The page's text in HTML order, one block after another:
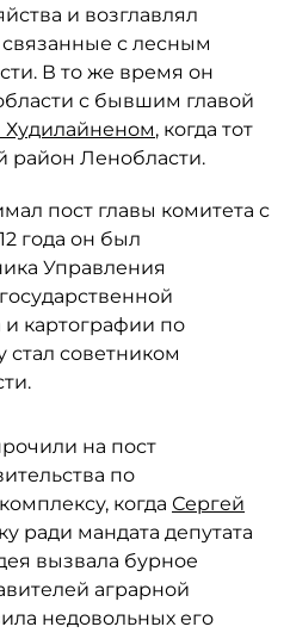
и возглавлял
с лесным
В то же время он
с бывшим главой
, когда тот
район Ленобласти.
пост главы комитета с
года он был
Управления
и картографии по
стал советником
на пост
по
когда Сергей
ради мандата депутата
вызвала бурное
аграрной
недовольных его